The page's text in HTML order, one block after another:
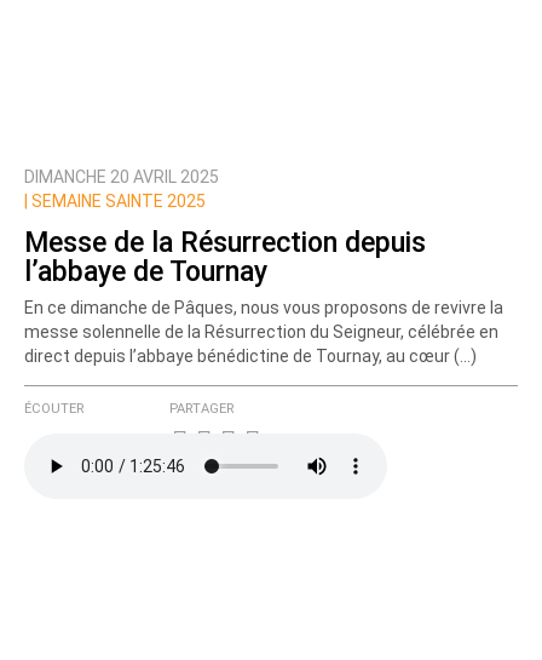
DIMANCHE 20 AVRIL 2025
SEMAINE SAINTE 2025
Messe de la Résurrection depuis
l’abbaye de Tournay
En ce dimanche de Pâques, nous vous proposons de revivre la
messe solennelle de la Résurrection du Seigneur, célébrée en
direct depuis l’abbaye bénédictine de Tournay, au cœur (…)
ÉCOUTER PARTAGER